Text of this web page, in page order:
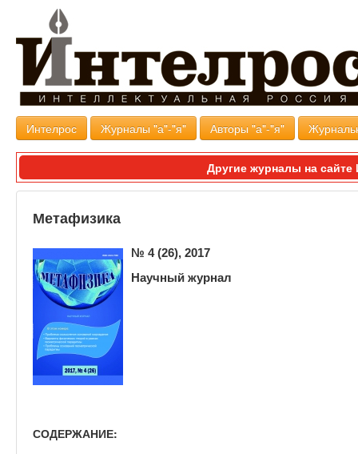
Интелрос Журналы "а"-"я" Авторы "а"-"я"
Другие журналы на
Метафизика
№ 4(26), 2017
Научный журнал
СОДЕРЖАНИЕ: